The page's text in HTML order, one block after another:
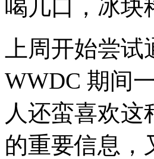
喝几口，冰块
上周开始尝
WWDC 期间
人还蛮喜欢
的重要信息，